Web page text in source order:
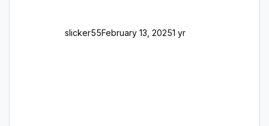
slicker55February 13, 20251 yr